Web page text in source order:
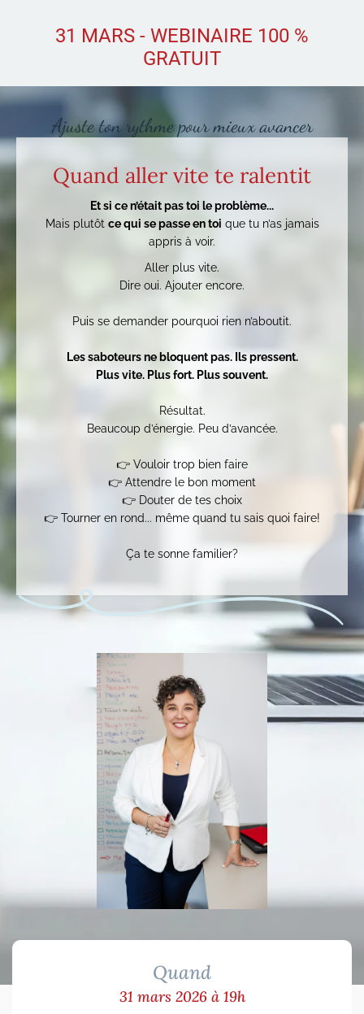
31 MARS - WEBINAIRE 100 %
GRATUIT
Ajuste ton rythme pour mieux avancer
Quand aller vite te ralentit
Et si ce n’était pas toi le problème...
Mais plutôt ce qui se passe en toi que tu n’as jamais
appris à voir.
Aller plus vite.
Dire oui. Ajouter encore.
Puis se demander pourquoi rien n’aboutit.
Les saboteurs ne bloquent pas. Ils pressent.
Plus vite. Plus fort. Plus souvent.
Résultat.
Beaucoup d’énergie. Peu d’avancée.
👉 Vouloir trop bien faire
👉 Attendre le bon moment
👉 Douter de tes choix
👉 Tourner en rond... même quand tu sais quoi faire!
Ça te sonne familier?
Quand
31 mars 2026 à 19h